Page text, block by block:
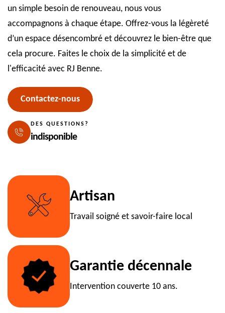
un simple besoin de renouveau, nous vous
accompagnons à chaque étape. Offrez-vous la légèreté
d’un espace désencombré et découvrez le bien-être que
cela procure. Faites le choix de la simplicité et de
l'efficacité avec RJ Benne.
Contactez-nous
DES QUESTIONS?
indisponible
Artisan
Travail soigné et savoir-faire local
Garantie décennale
Intervention couverte 10 ans.